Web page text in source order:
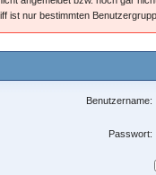
ist nur bestimmten
Benutzername:
Passwort: